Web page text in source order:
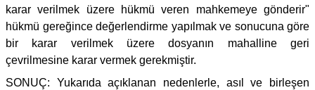
karar verilmek üzere hükmü veren mahkemeye gönderir"
hükmü gereğince değerlendirme yapılmak ve sonucuna göre
bir karar verilmek üzere dosyanın mahalline geri
çevrilmesine karar vermek gerekmiştir.
SONUÇ: Yukarıda açıklanan nedenlerle, asıl ve birleşen